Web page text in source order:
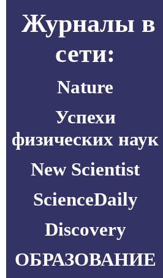
Журналы в
сети:
Nature
Успехи
физических наук
New Scientist
ScienceDaily
Discovery
ОБРАЗОВАНИЕ